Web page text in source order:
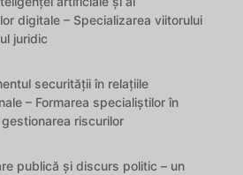
digitale – Specializarea viitorului
juridic
securității în relațiile
– Formarea specialiștilor în
riscurilor
publică și discurs politic – un